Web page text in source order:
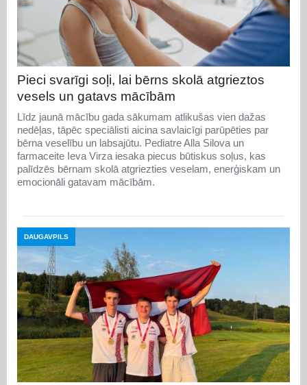
Pieci svarīgi soļi, lai bērns skolā atgrieztos
vesels un gatavs mācībām
Līdz jaunā mācību gada sākumam atlikušas vien dažas
nedēļas, tāpēc speciālisti aicina savlaicīgi parūpēties par
bērna veselību un labsajūtu. Pediatre Alla Silova un
farmaceite Ieva Virza iesaka piecus būtiskus soļus, kas
palīdzēs bērnam skolā atgriezties veselam, enerģiskam un
emocionāli gatavam mācībām.
DAUGAVPILS